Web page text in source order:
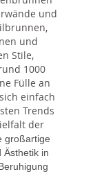
und
und
Stile,
1000
Fülle an
einfach
Trends
der
großartige
Ästhetik in